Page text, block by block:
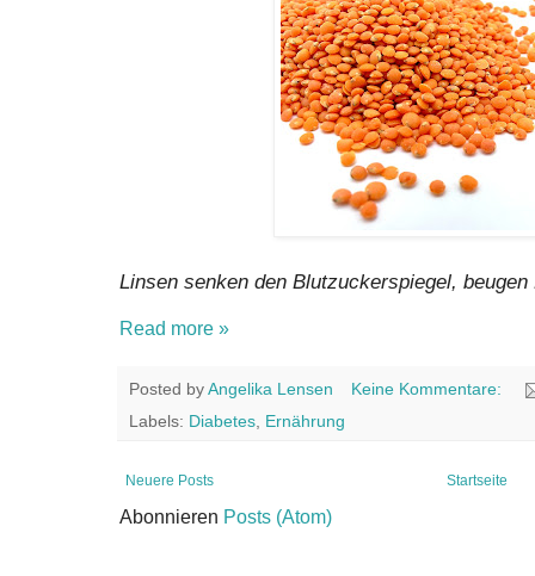
Linsen senken den Blutzuckerspiegel,
Read more »
Posted byAngelika Lensen
Keine Kommentare:
Labels: Diabetes, Ernährung
Neuere Posts Startseite
Abonnieren Posts (Atom)